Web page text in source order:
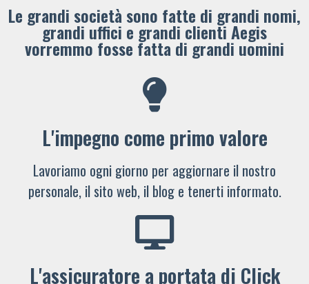
Le grandi società sono fatte di grandi nomi,
grandi uffici e grandi clienti ​Aegis
vorremmo fosse fatta di grandi uomini
L'impegno come primo valore
Lavoriamo ogni giorno per aggiornare il nostro
personale, il sito web, il blog e tenerti informato.
L'assicuratore a portata di Click